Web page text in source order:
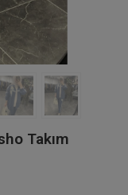
Takım